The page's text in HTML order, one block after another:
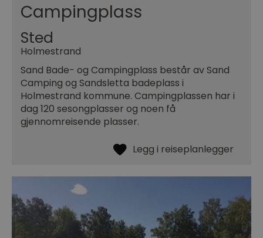
Campingplass
Sted
Holmestrand
Sand Bade- og Campingplass består av Sand
Camping og Sandsletta badeplass i
Holmestrand kommune. Campingplassen har i
dag 120 sesongplasser og noen få
gjennomreisende plasser.